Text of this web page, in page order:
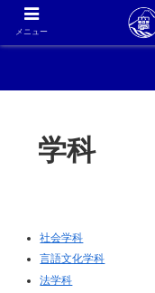
学科
社会学科
言語文化学科
法学科
メニュー